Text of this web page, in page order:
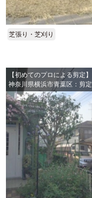
芝張り・芝刈り
【初めてのプロによる剪定】
神奈川県横浜市青葉区：剪定